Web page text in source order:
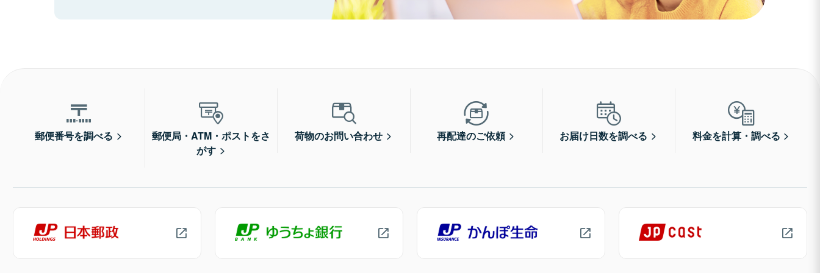
郵便番号を調べる
郵便局・ATM・ポストをさ
がす
荷物のお問い合わせ 再配達のご依頼 お届け日数を調べる 料金を計算・調べる